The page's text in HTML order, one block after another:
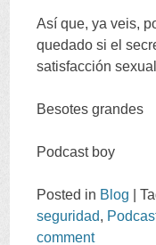
Así que,ya veis,
quedado si el
satisfacción sexual
Besotes grandes
Podcast boy
Posted in Blog |
seguridad,
comment